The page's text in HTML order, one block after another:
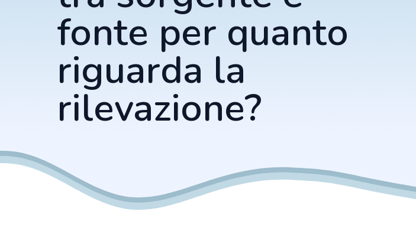
fonte per quanto
riguarda la
rilevazione?